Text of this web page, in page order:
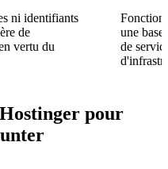
ni identifiants
de
vertu du
une
de
pour